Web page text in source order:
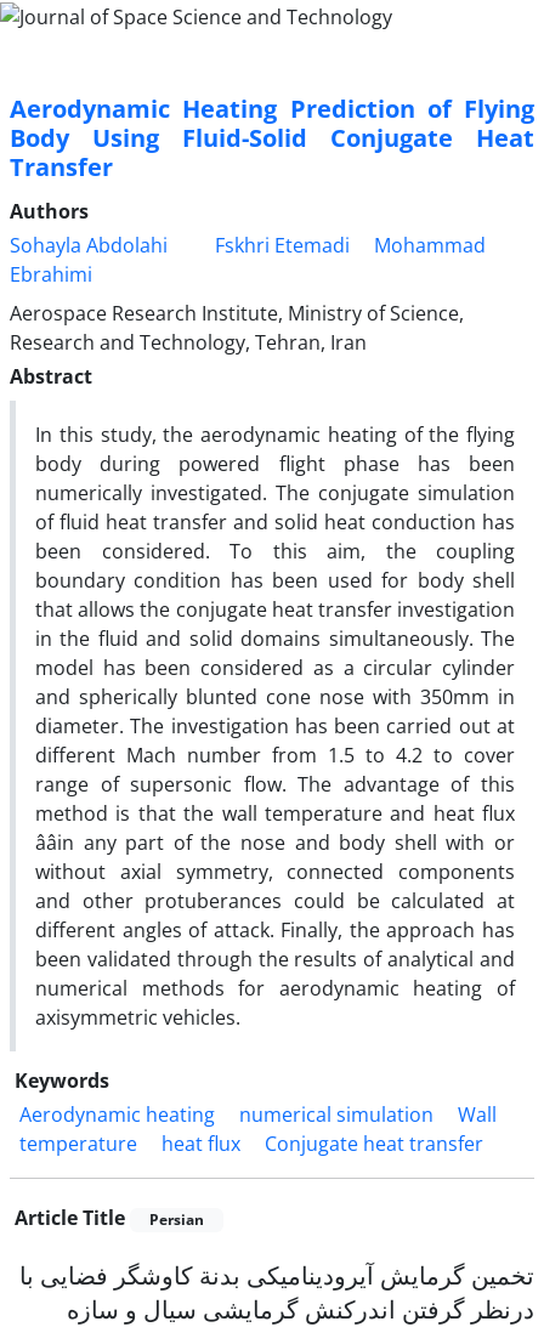
Aerodynamic Heating Prediction of Flying
Body Using Fluid-Solid Conjugate Heat
Transfer
Authors
Sohayla Abdolahi
Fskhri Etemadi
Mohammad
Ebrahimi
Aerospace Research Institute, Ministry of Science,
Research and Technology, Tehran, Iran
Abstract
In this study, the aerodynamic heating of the flying
body during powered flight phase has been
numerically investigated. The conjugate simulation
of fluid heat transfer and solid heat conduction has
been considered. To this aim, the coupling
boundary condition has been used for body shell
that allows the conjugate heat transfer investigation
in the fluid and solid domains simultaneously. The
model has been considered as a circular cylinder
and spherically blunted cone nose with 350mm in
diameter. The investigation has been carried out at
different Mach number from 1.5 to 4.2 to cover
range of supersonic flow. The advantage of this
method is that the wall temperature and heat flux
ââin any part of the nose and body shell with or
without axial symmetry, connected components
and other protuberances could be calculated at
different angles of attack. Finally, the approach has
been validated through the results of analytical and
numerical methods for aerodynamic heating of
axisymmetric vehicles.
Keywords
Aerodynamic heating
numerical simulation
Wall
temperature
heat flux Conjugate heat transfer
Article Title Persian
تخمین گرمایش آیرودینامیکی بدنة کاوشگر فضایی با
درنظر گرفتن اندرکنش گرمایشی سیال و سازه